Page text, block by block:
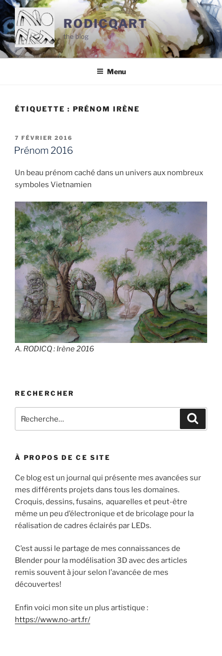
Aller
au
contenu
principal
RODICQART
the blog
Menu
ÉTIQUETTE : PRÉNOM IRÈNE
PUBLIÉ
LE
7 FÉVRIER 2016
Prénom 2016
Un beau prénom caché dans un univers aux nombreux
symboles Vietnamien
A. RODICQ : Irène 2016
RECHERCHER
pour
À PROPOS DE CE SITE
Ce blog est un journal qui présente mes avancées sur
mes différents projets dans tous les domaines.
Croquis, dessins, fusains, aquarelles et peut-être
même un peu d’électronique et de bricolage pour la
réalisation de cadres éclairés par LEDs.
C’est aussi le partage de mes connaissances de
Blender pour la modélisation 3D avec des articles
remis souvent à jour selon l’avancée de mes
découvertes!
Enfin voici mon site un plus artistique :
https://www.no-art.fr/